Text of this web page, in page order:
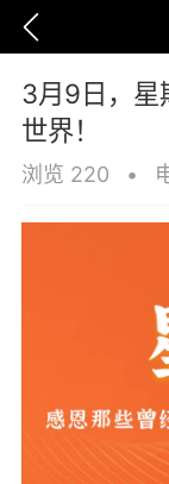
3月9日，星
世界！
浏览 220 •